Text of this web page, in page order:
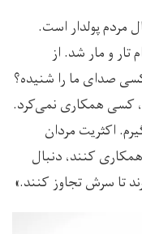
مردم پولدار است.
زندگی‌ام تار و مار شد. از
صدای ما را شنیده؟
کسی همکاری نمی‌کرد.
اکثریت مردان
کنند، دنبال
تا سرش تجاوز کنند.»